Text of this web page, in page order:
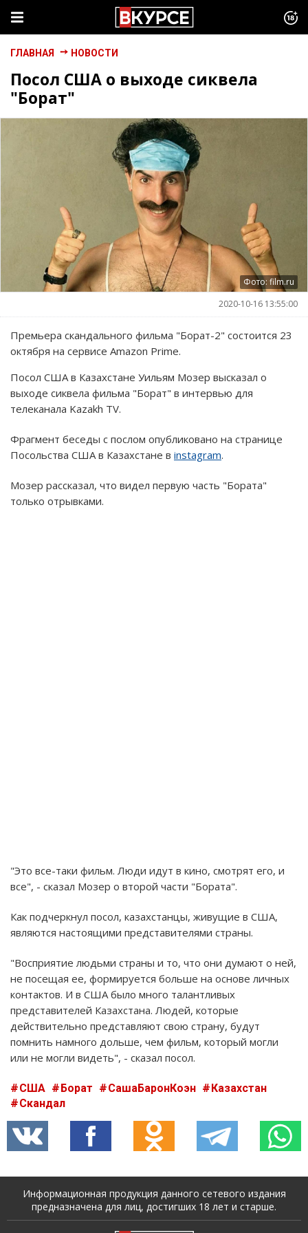
ГЛАВНАЯ НОВОСТИ
Посол США о выходе сиквела
"Борат"
Фото: film.ru
2020-10-16 13:55:00
Премьера скандального фильма "Борат-2" состоится 23
октября на сервисе Amazon Prime.
Посол США в Казахстане Уильям Мозер высказал о
выходе сиквела фильма "Борат" в интервью для
телеканала Kazakh TV.
Фрагмент беседы с послом опубликовано на странице
Посольства США в Казахстане в instagram.
Мозер рассказал, что видел первую часть "Бората"
только отрывками.
"Это все-таки фильм. Люди идут в кино, смотрят его, и
все", - сказал Мозер о второй части "Бората".
Как подчеркнул посол, казахстанцы, живущие в США,
являются настоящими представителями страны.
"Восприятие людьми страны и то, что они думают о ней,
не посещая ее, формируется больше на основе личных
контактов. И в США было много талантливых
представителей Казахстана. Людей, которые
действительно представляют свою страну, будут
помнить намного дольше, чем фильм, который могли
или не могли видеть", - сказал посол.
США Борат СашаБаронКоэн
Казахстан
Скандал
Информационная продукция данного сетевого издания
предназначена для лиц, достигших 18 лет и старше.